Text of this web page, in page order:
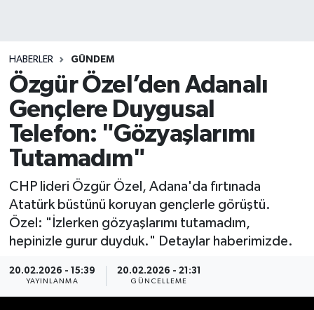
HABERLER GÜNDEM
Özgür Özel’den Adanalı
Gençlere Duygusal
Telefon: "Gözyaşlarımı
Tutamadım"
CHP lideri Özgür Özel, Adana'da fırtınada
Atatürk büstünü koruyan gençlerle görüştü.
Özel: "İzlerken gözyaşlarımı tutamadım,
hepinizle gurur duyduk." Detaylar haberimizde.
20.02.2026 - 15:39
YAYINLANMA
20.02.2026 - 21:31
GÜNCELLEME
Magazin
Siyaset
Spor
Yaşam
Son Dakika Haberleri
Haber Arşivi